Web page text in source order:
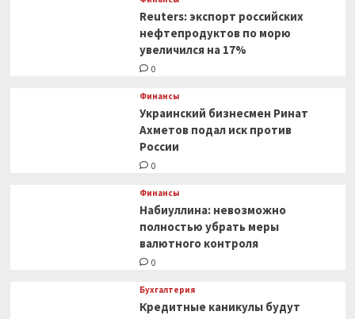
Reuters: экспорт российских
нефтепродуктов по морю
увеличился на 17%
0
Финансы
Украинский бизнесмен Ринат
Ахметов подал иск против
России
0
Финансы
Набиуллина: невозможно
полностью убрать меры
валютного контроля
0
Бухгалтерия
Кредитные каникулы будут